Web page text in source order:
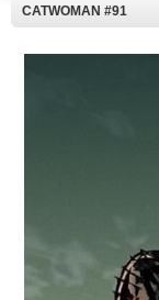
CATWOMAN #91